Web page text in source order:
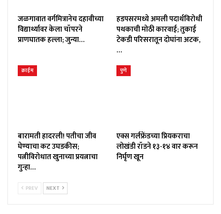
जळगावात वर्गमित्रानेच दहावीच्या
विद्यार्थ्यावर केला चॉपरने
प्राणघातक हल्ला; जुन्या…
हडपसरमध्ये अमली पदार्थविरोधी
पथकाची मोठी कारवाई; तुकाई
टेकडी परिसरातून दोघांना अटक,
…
क्राईम
बारामती हादरली! पतीचा जीव
घेण्याचा कट उघडकीस;
पत्नीविरोधात खुनाच्या प्रयत्नाचा
गुन्हा…
पुणे
एक्स गर्लफ्रेंडच्या प्रियकराचा
लोखंडी रॉडने १३-१४ वार करून
निर्घृण खून
PREV NEXT